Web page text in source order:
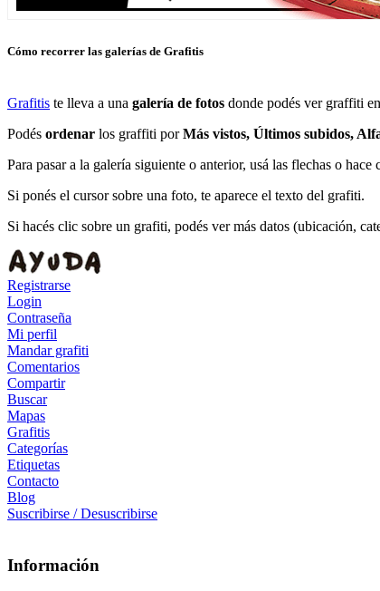
Cómo recorrer las galerías de Grafitis
Grafitis te lleva a una galería de fotos donde podés ver graffiti
Podés ordenar los graffiti porMás vistos, Últimos subidos,
Para pasar a la galería siguiente o anterior, usá las flechas o
Si ponés el cursor sobre una foto, te aparece el texto del grafiti.
Si hacés clic sobre un grafiti, podés ver más datos (ubicación,
Registrarse
Login
Contraseña
Mi perfil
Mandar grafiti
Comentarios
Compartir
Buscar
Mapas
Grafitis
Categorías
Etiquetas
Contacto
Blog
Suscribirse / Desuscribirse
Información